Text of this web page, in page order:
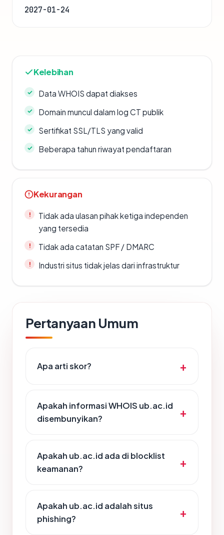
2027-01-24
Kelebihan
Data WHOIS dapat diakses
Domain muncul dalam log CT publik
Sertifikat SSL/TLS yang valid
Beberapa tahun riwayat pendaftaran
Kekurangan
Tidak ada ulasan pihak ketiga independen
yang tersedia
Tidak ada catatan SPF / DMARC
Industri situs tidak jelas dari infrastruktur
Pertanyaan Umum
Apa arti skor?
Apakah informasi WHOIS ub.ac.id
disembunyikan?
Apakah ub.ac.id ada di blocklist
keamanan?
Apakah ub.ac.id adalah situs
phishing?